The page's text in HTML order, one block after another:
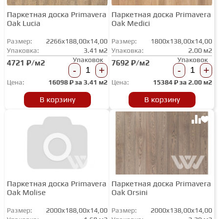
Паркетная доска Primavera
Oak Lucia
Размер:
2266x188,00x14,00
Упаковка:
3.41 м2
4721 ₽/м2 Упаковок
- +
Цена: 16098₽ за 3.41 м2
В корзину
Паркетная доска Primavera
Oak Medici
Размер:
1800x138,00x14,00
Упаковка:
2.00 м2
7692 ₽/м2 Упаковок
- +
Цена: 15384₽ за 2.00 м2
В корзину
Паркетная доска Primavera
Oak Molise
Размер:
2000x188,00x14,00
Паркетная доска Primavera
Oak Orsini
Размер:
2000x138,00x14,00